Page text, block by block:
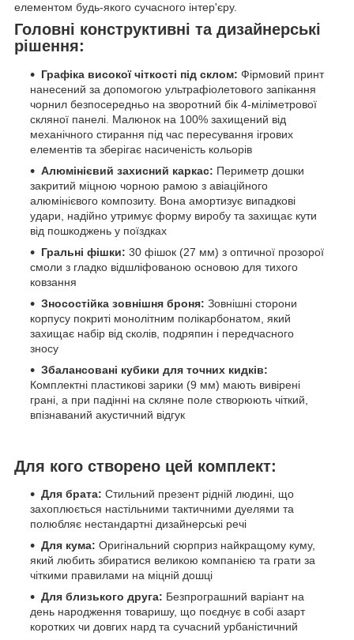
елементом будь-якого сучасного інтер'єру.
Головні конструктивні та дизайнерські
рішення:
Графіка високої чіткості під склом: Фірмовий принт
нанесений за допомогою ультрафіолетового запікання
чорнил безпосередньо на зворотний бік 4-міліметрової
скляної панелі. Малюнок на 100% захищений від
механічного стирання під час пересування ігрових
елементів та зберігає насиченість кольорів
Алюмінієвий захисний каркас: Периметр дошки
закритий міцною чорною рамою з авіаційного
алюмінієвого композиту. Вона амортизує випадкові
удари, надійно утримує форму виробу та захищає кути
від пошкоджень у поїздках
Гральні фішки: 30 фішок (27 мм) з оптичної прозорої
смоли з гладко відшліфованою основою для тихого
ковзання
Зносостійка зовнішня броня: Зовнішні сторони
корпусу покриті монолітним полікарбонатом, який
захищає набір від сколів, подряпин і передчасного
зносу
Збалансовані кубики для точних кидків:
Комплектні пластикові зарики (9 мм) мають вивірені
грані, а при падінні на скляне поле створюють чіткий,
впізнаваний акустичний відгук
Для кого створено цей комплект:
Для брата: Стильний презент рідній людині, що
захоплюється настільними тактичними дуелями та
полюбляє нестандартні дизайнерські речі
Для кума: Оригінальний сюрприз найкращому куму,
який любить збиратися великою компанією та грати за
чіткими правилами на міцній дошці
Для близького друга: Безпрограшний варіант на
день народження товаришу, що поєднує в собі азарт
коротких чи довгих нард та сучасний урбаністичний